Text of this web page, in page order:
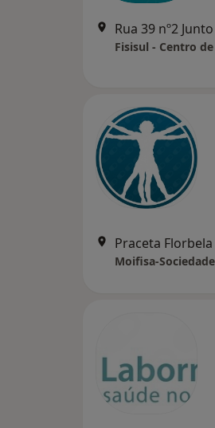
Fisisul - Centro
Praceta
Moifisa-